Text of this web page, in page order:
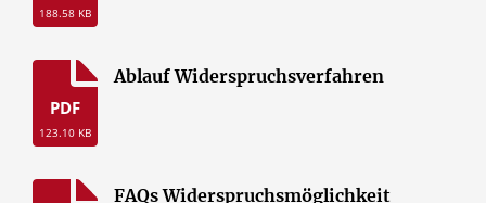
188.58 KB
PDF
123.10 KB
Ablauf Widerspruchsverfahren
FAQs Widerspruchsmöglichkeit